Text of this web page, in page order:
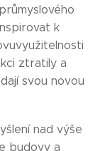
k
ztratily a
svou novou
nad výše
budovy a